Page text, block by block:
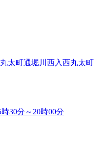
太町通堀川西入西丸太町
30分～20時00分